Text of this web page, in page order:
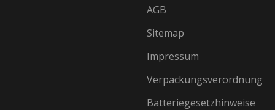
AGB
Sitemap
Impressum
Verpackungsverordnung
Batteriegesetzhinweise